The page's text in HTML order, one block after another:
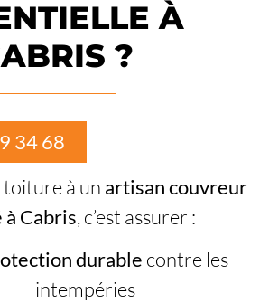
À
?
34 68
à un artisan couvreur
Cabris, c’est assurer :
durable contre les
intempéries